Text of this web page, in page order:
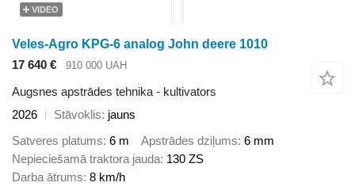
VIDEO
Veles-Agro KPG-6 analog John deere 1010
17 640 €
910 000 UAH
Augsnes apstrādes tehnika - kultivators
2026
Stāvoklis jauns
Satveres platums 6 m Apstrādes dziļums 6 mm
Nepieciešamā traktora jauda 130 ZS
Darba ātrums 8 km/h